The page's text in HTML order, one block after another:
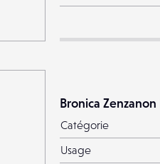
Bronica
Catégorie
Usage